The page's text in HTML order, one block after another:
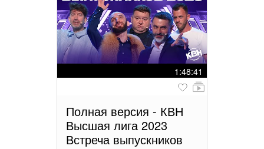
1:48:41
Полная версия - КВН
Высшая лига 2023
Встреча выпускников